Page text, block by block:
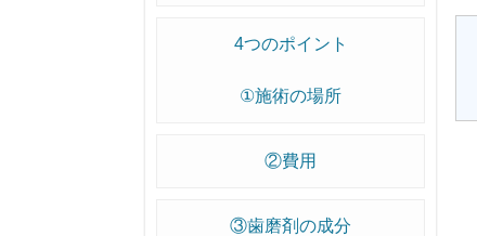
4つのポイント
①施術の場所
②費用
③歯磨剤の成分